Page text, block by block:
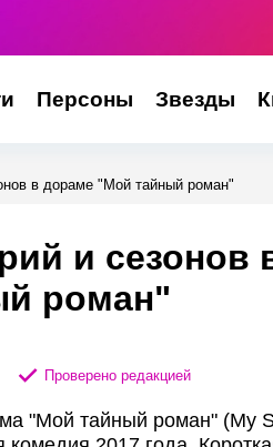
Персоны Звезды
в дораме "Мой тайный роман"
и сезонов
роман"
Проверено редакцией
"Мой тайный роман" (My